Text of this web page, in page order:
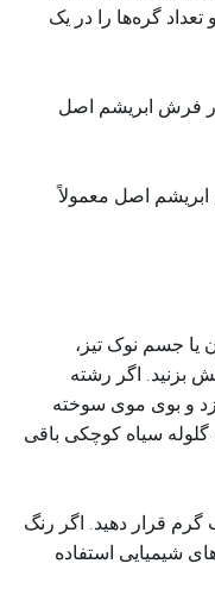
گره‌ها را در یک
فرش ابریشم اصل
اصل معمولاً
یا جسم نوک تیز،
بزنید. اگر رشته
و بوی موی سوخته
سیاه کوچکی باقی
قرار دهید. اگر رنگ
شیمیایی استفاده